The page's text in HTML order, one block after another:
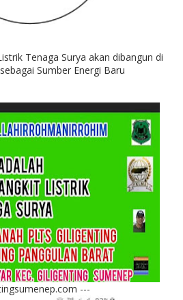
Tenaga Surya akan dibangun di
Sumber Energi Baru
---